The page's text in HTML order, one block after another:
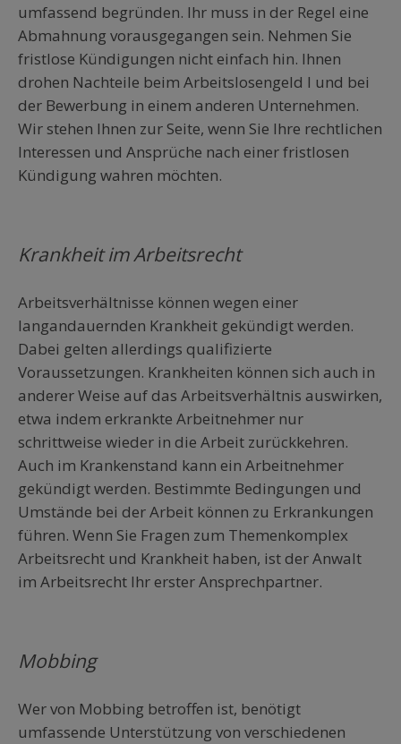
umfassend begründen. Ihr muss in der Regel eine
Abmahnung vorausgegangen sein. Nehmen Sie
fristlose Kündigungen nicht einfach hin. Ihnen
drohen Nachteile beim Arbeitslosengeld I und bei
der Bewerbung in einem anderen Unternehmen.
Wir stehen Ihnen zur Seite, wenn Sie Ihre rechtlichen
Interessen und Ansprüche nach einer fristlosen
Kündigung wahren möchten.
Krankheit im Arbeitsrecht
Arbeitsverhältnisse können wegen einer
langandauernden Krankheit gekündigt werden.
Dabei gelten allerdings qualifizierte
Voraussetzungen. Krankheiten können sich auch in
anderer Weise auf das Arbeitsverhältnis auswirken,
etwa indem erkrankte Arbeitnehmer nur
schrittweise wieder in die Arbeit zurückkehren.
Auch im Krankenstand kann ein Arbeitnehmer
gekündigt werden. Bestimmte Bedingungen und
Umstände bei der Arbeit können zu Erkrankungen
führen. Wenn Sie Fragen zum Themenkomplex
Arbeitsrecht und Krankheit haben, ist der Anwalt
im Arbeitsrecht Ihr erster Ansprechpartner.
Mobbing
Wer von Mobbing betroffen ist, benötigt
umfassende Unterstützung von verschiedenen